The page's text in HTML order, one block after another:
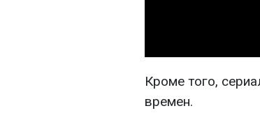
Кроме того,
времен.